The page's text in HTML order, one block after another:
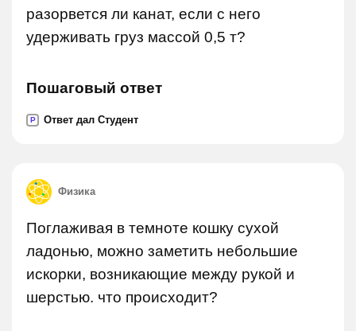
разорвется ли канат, если с него
удерживать груз массой 0,5 т?
Пошаговый ответ
P Ответ дал Студент
Физика
Поглаживая в темноте кошку сухой
ладонью, можно заметить небольшие
искорки, возникающие между рукой и
шерстью. что происходит?